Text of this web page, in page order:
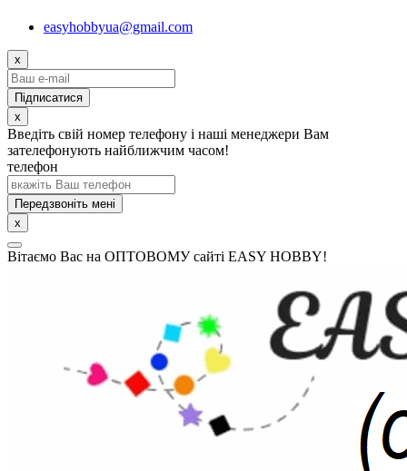
easyhobbyua@gmail.com
x
x
Введіть свій номер телефону і наші менеджери Вам
зателефонують найближчим часом!
телефон
Передзвоніть мені
x
Вітаємо Вас на ОПТОВОМУ сайті EASY HOBBY!